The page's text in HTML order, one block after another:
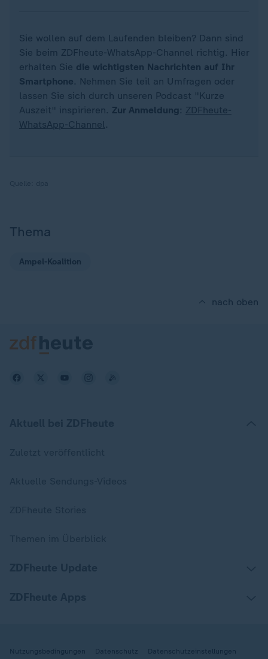
Sie wollen auf dem Laufenden bleiben? Dann sind
Sie beim ZDFheute-WhatsApp-Channel richtig. Hier
erhalten Sie die wichtigsten Nachrichten auf Ihr
Smartphone. Nehmen Sie teil an Umfragen oder
lassen Sie sich durch unseren Podcast "Kurze
Auszeit" inspirieren. Zur Anmeldung : ZDFheute-
WhatsApp-Channel.
Thema
Ampel-Koalition
nach oben
Nutzungsbedingungen Datenschutz Datenschutzeinstellungen